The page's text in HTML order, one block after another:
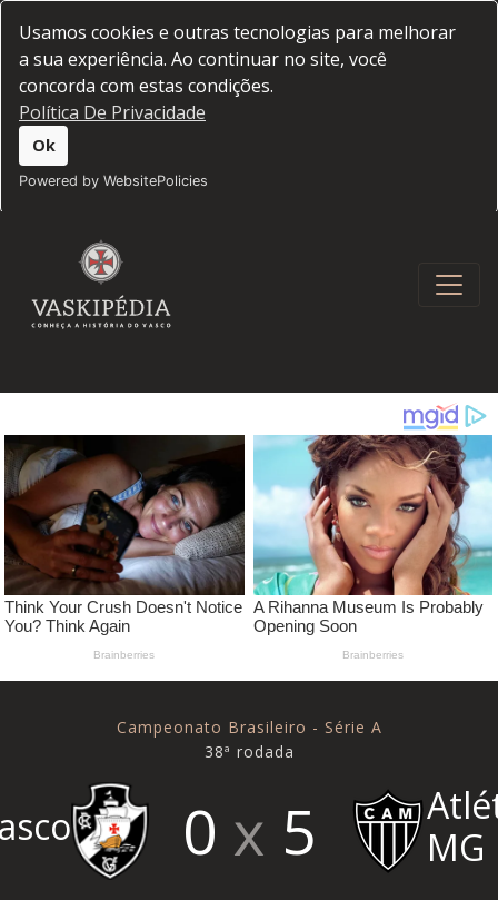
Usamos cookies e outras tecnologias para melhorar
a sua experiência. Ao continuar no site, você
concorda com estas condições.
Política De Privacidade
Ok
Powered by WebsitePolicies
Campeonato Brasileiro - Série A
38ª rodada
0 5
MG